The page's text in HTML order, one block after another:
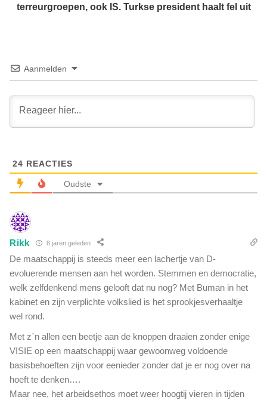
t
e
a
z
o
j
e
9
)
w
e
i
e
r
t
t
s
t
e
c
t
r
a
l
l
r
r
e
g
r
o
terreurgroepen, ook IS. Turkse president haalt fel uit
Aanmelden
24 REACTIES
Oudste
Rikk 8 jaren geleden
De maatschappij is steeds meer een lachertje van D-
evoluerende mensen aan het worden. Stemmen en democratie,
welk zelfdenkend mens gelooft dat nu nog? Met Buman in het
kabinet en zijn verplichte volkslied is het sprookjesverhaaltje
wel rond.
Met z´n allen een beetje aan de knoppen draaien zonder enige
VISIE op een maatschappij waar gewoonweg voldoende
basisbehoeften zijn voor eenieder zonder dat je er nog over na
hoeft te denken….
Maar nee, het arbeidsethos moet weer hoogtij vieren in tijden